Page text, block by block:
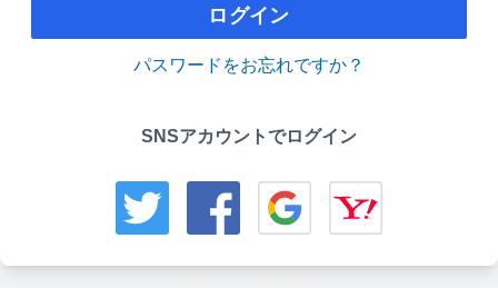
ログイン
パスワードをお忘れですか？
SNSアカウントでログイン